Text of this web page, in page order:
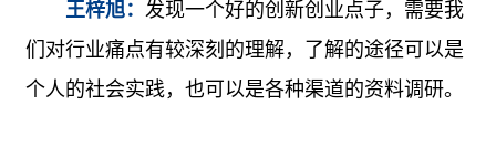
王梓旭：发现一个好的创新创业点子，需要我
们对行业痛点有较深刻的理解，了解的途径可以是
个人的社会实践，也可以是各种渠道的资料调研。